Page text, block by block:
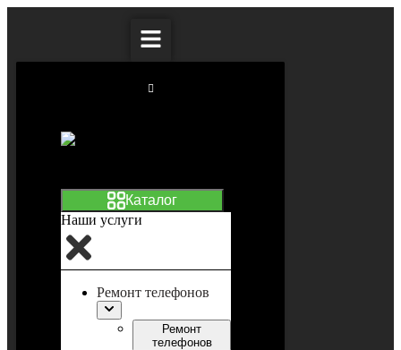
Наши услуги
Ремонт телефонов
Ремонт
телефонов